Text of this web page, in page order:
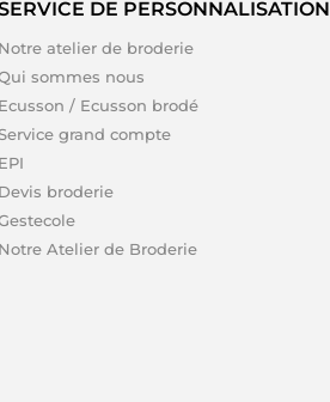
DE PERSONNALISATION
Notre atelier de broderie
sommes nous
Ecusson / Ecusson brodé
grand compte
EPI
Devis broderie
Notre Atelier de Broderie